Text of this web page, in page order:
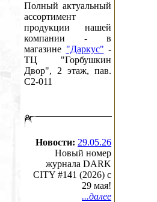
Полный актуальный
ассортимент
продукции нашей
компании - в
магазине "Даркус" -
ТЦ "Горбушкин
Двор", 2 этаж, пав.
C2-011
Новости: 29.05.26
Новый номер
журнала DARK
CITY #141 (2026) c
29 мая!
...далее